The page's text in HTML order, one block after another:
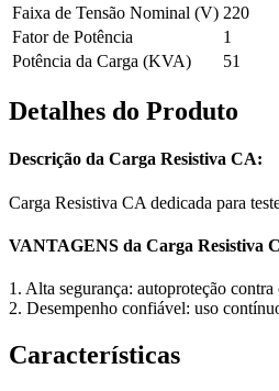
Faixa de Tensão Nominal (V) 220
Fator de Potência
1
Potência da Carga (KVA)
51
Detalhes do Produto
Descrição da Carga Resistiva CA:
Carga Resistiva CA dedicada para
VANTAGENS da Carga Resistiva
1. Alta segurança: autoproteção
2. Desempenho confiável: uso
Características